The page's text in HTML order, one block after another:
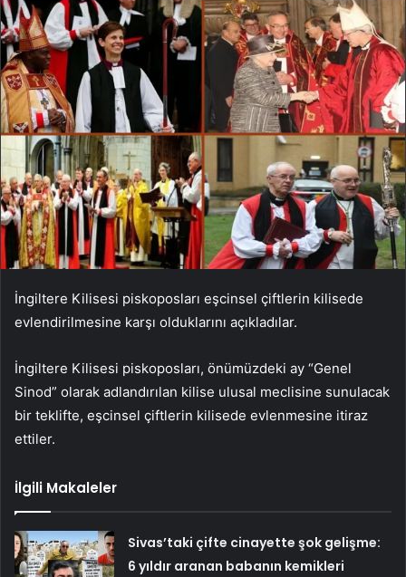
İngiltere Kilisesi piskoposları eşcinsel çiftlerin kilisede
evlendirilmesine karşı olduklarını açıkladılar.
İngiltere Kilisesi piskoposları, önümüzdeki ay “Genel
Sinod” olarak adlandırılan kilise ulusal meclisine sunulacak
bir teklifte, eşcinsel çiftlerin kilisede evlenmesine itiraz
ettiler.
İlgili Makaleler
Sivas’taki çifte cinayette şok gelişme:
6 yıldır aranan babanın kemikleri